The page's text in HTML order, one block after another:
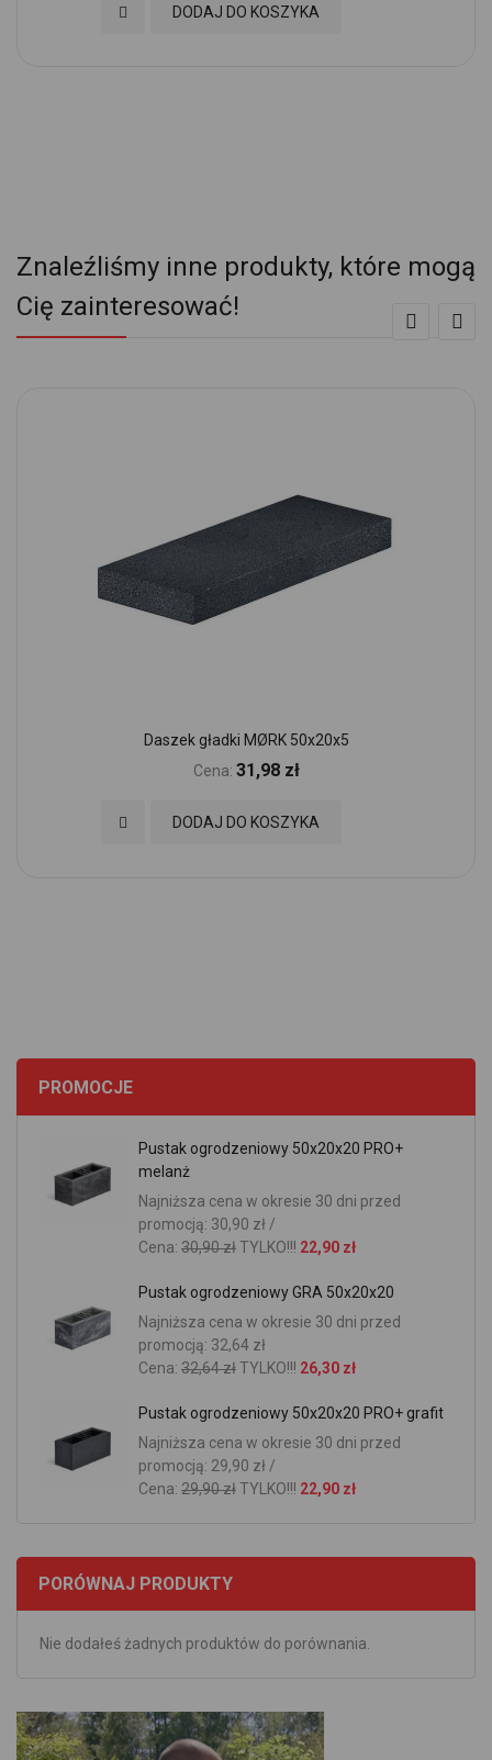
DODAJ DO KOSZYKA
Dodaj do Ulubionych
Znaleźliśmy inne produkty, które mogą
Cię zainteresować!
Daszek gładki MØRK 50x20x5
Cena: 31,98 zł
DODAJ DO KOSZYKA
Dodaj do Ulubionych
PROMOCJE
Pustak ogrodzeniowy 50x20x20 PRO+
melanż
Najniższa cena w okresie 30 dni przed
promocją: 30,90 zł /
Cena: 30,90 złTYLKO!!! 22,90 zł
Pustak ogrodzeniowy GRA 50x20x20
Najniższa cena w okresie 30 dni przed
promocją: 32,64 zł
Cena: 32,64 złTYLKO!!! 26,30 zł
Pustak ogrodzeniowy 50x20x20 PRO+ grafit
Najniższa cena w okresie 30 dni przed
promocją: 29,90 zł /
Cena: 29,90 złTYLKO!!! 22,90 zł
PORÓWNAJ PRODUKTY
Nie dodałeś żadnych produktów do porównania.